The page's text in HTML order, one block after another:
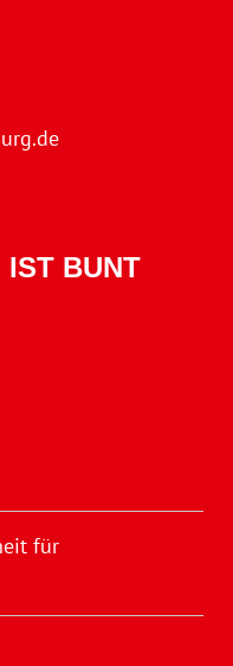
IST BUNT
für